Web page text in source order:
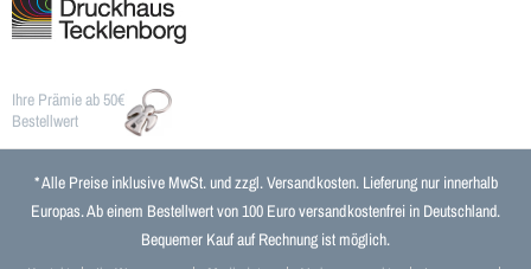
Ihre Prämie ab 50€
Bestellwert
* Alle Preise inklusive MwSt. und zzgl.Versandkosten. Lieferung nur innerhalb
Europas. Ab einem Bestellwert von 100 Euro versandkostenfrei in Deutschland.
Bequemer Kauf auf Rechnung ist möglich.